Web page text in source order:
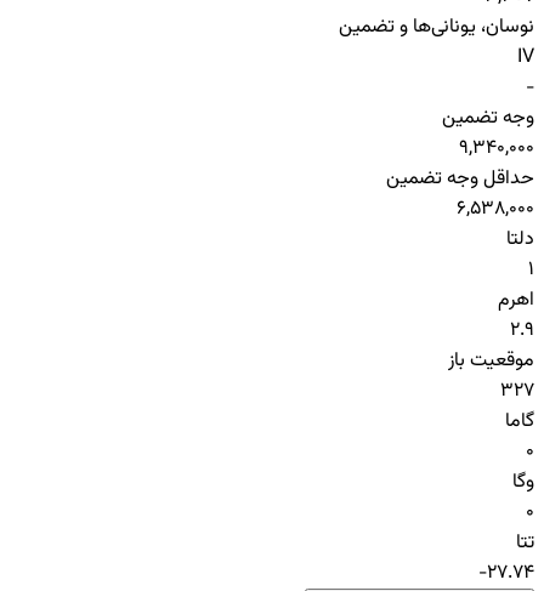
نوسان، یونانی‌ها و تضمین
IV
-
وجه تضمین
9,340,000
حداقل وجه تضمین
6,538,000
دلتا
1
اهرم
2.9
موقعیت باز
327
گاما
0
وگا
0
تتا
-27.74